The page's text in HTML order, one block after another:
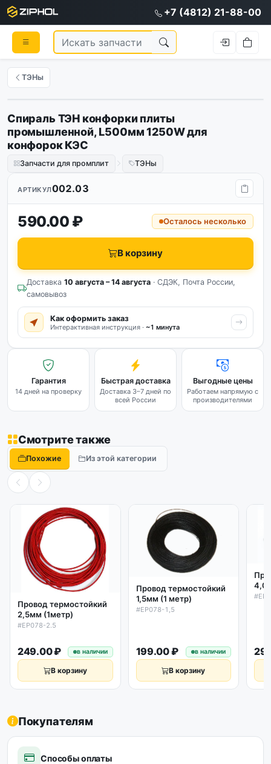
+7 (4812) 21-88-00
ТЭНы
Спираль ТЭН конфорки плиты
промышленной, L500мм 1250W для
конфорок КЭС
Запчасти для промплит ТЭНы
АРТИКУЛ002.03
590.00 ₽ Осталось несколько
В корзину
Доставка 10 августа – 14 августа · СДЭК, Почта России,
самовывоз
Как оформить заказ
Интерактивная инструкция · ~1 минута
Гарантия
14 дней на проверку
Быстрая доставка
Доставка 3–7 дней по
всей России
Выгодные цены
Работаем напрямую с
производителями
Смотрите также
Похожие Из этой категории
Провод термостойкий
2,5мм (1метр)
#EP078-2.5
249.00 ₽ в наличии
В корзину
Провод термостойкий
1,5мм (1 метр)
#EP078-1,5
199.00 ₽ в наличии
В корзину
Покупателям
Способы оплаты